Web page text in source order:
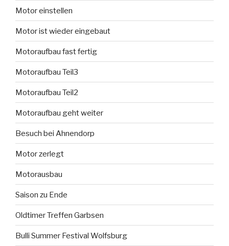
Motor einstellen
Motor ist wieder eingebaut
Motoraufbau fast fertig
Motoraufbau Teil3
Motoraufbau Teil2
Motoraufbau geht weiter
Besuch bei Ahnendorp
Motor zerlegt
Motorausbau
Saison zu Ende
Oldtimer Treffen Garbsen
Bulli Summer Festival Wolfsburg